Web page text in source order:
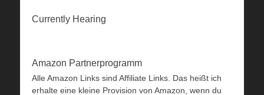
Currently Hearing
Amazon Partnerprogramm
Alle Amazon Links sind Affiliate Links. Das heißt ich
erhalte eine kleine Provision von Amazon, wenn du